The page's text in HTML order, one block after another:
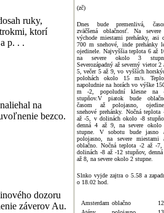
ruky,
ktorí
p. . .
na
bezco.
dozoru
záverov Au.
(zč)
Dnes bude premenlivá,
zväčšená oblačnosť. Na severe
východe miestami prehánky, asi
700 m snehové, inde prehánky
ojedinele. Najvyššia teplota 6 až
na severe okolo 3
Severozápadný až severný vietor 2
5, večer 5 až 9, vo vyšších
polohách okolo 15 m/s.
napoludnie na horách vo výške
m -2, popoludní klesne na
stupňov.V piatok bude
časom až polojasno,
snehové prehánky. Nočná teplota
až -5, v dolinách okolo -8
denná 4 až 9, na severe okolo
stupne. V sobotu bude jasno
polojasno, na severe miestami
oblačno. Nočná teplota -2 až -
dolinách -8 až -12 stupňov,
až 8, na severe okolo 2 stupne.
Slnko vyjde zajtra o 5.58 a
o 18.02 hod.
Amsterdam oblačno
12